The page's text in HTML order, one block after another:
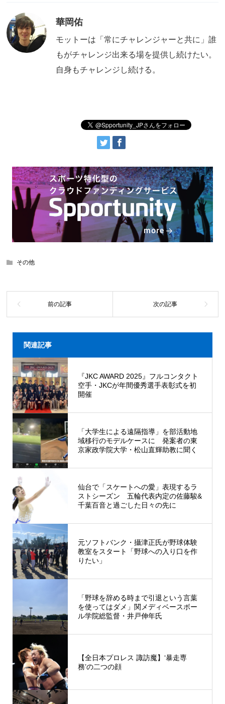
華岡佑
モットーは「常にチャレンジャーと共に」誰
もがチャレンジ出来る場を提供し続けたい。
自身もチャレンジし続ける。
その他
関連記事
『JKC AWARD 2025』フルコンタクト
空手・JKCが年間優秀選手表彰式を初
開催
「大学生による遠隔指導」を部活動地
域移行のモデルケースに 発案者の東
京家政学院大学・松山直輝助教に聞く
仙台で「スケートへの愛」表現するラ
ストシーズン 五輪代表内定の佐藤駿&
千葉百音と過ごした日々の先に
元ソフトバンク・攝津正氏が野球体験
教室をスタート「野球への入り口を作
りたい」
「野球を辞める時まで引退という言葉
を使ってはダメ」関メディベースボー
ル学院総監督・井戸伸年氏
【全日本プロレス 諏訪魔】‘暴走専
務’の二つの顔